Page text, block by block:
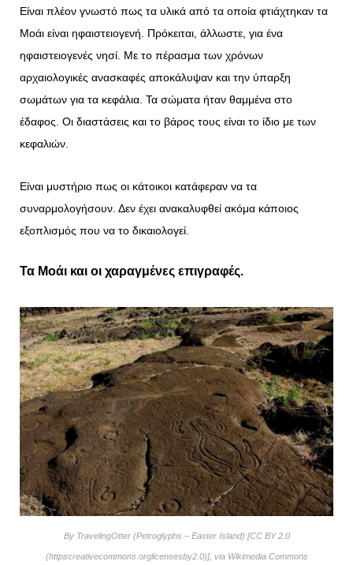
Είναι πλέον γνωστό πως τα υλικά από τα οποία φτιάχτηκαν τα
Μοάι είναι ηφαιστειογενή. Πρόκειται, άλλωστε, για ένα
ηφαιστειογενές νησί. Με το πέρασμα των χρόνων
αρχαιολογικές ανασκαφές αποκάλυψαν και την ύπαρξη
σωμάτων για τα κεφάλια. Τα σώματα ήταν θαμμένα στο
έδαφος. Οι διαστάσεις και το βάρος τους είναι το ίδιο με των
κεφαλιών.
Είναι μυστήριο πως οι κάτοικοι κατάφεραν να τα
συναρμολογήσουν. Δεν έχει ανακαλυφθεί ακόμα κάποιος
εξοπλισμός που να το δικαιολογεί.
Τα Μοάι και οι χαραγμένες επιγραφές.
By TravelingOtter (Petroglyphs – Easter Island) [CC BY 2.0
(httpscreativecommons.orglicensesby2.0)], via Wikimedia Commons